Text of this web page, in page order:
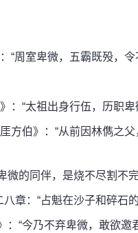
周室卑微，五霸既殁，令
“太祖出身行伍，历职
伯》：“从前因林儁之
的同伴，是烧不尽割不
：“占魁在沙子和碎石
“今乃不弃卑微，敢欲邀